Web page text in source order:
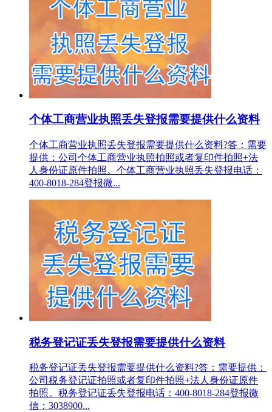
个体工商营业执照丢失登报需要提供什么资料
个体工商营业执照丢失登报需要提供什么资料?答：需要
提供：公司个体工商营业执照拍照或者复印件拍照+法
人身份证原件拍照。个体工商营业执照丢失登报电话：
400-8018-284登报微...
税务登记证丢失登报需要提供什么资料
税务登记证丢失登报需要提供什么资料?答：需要提供：
公司税务登记证拍照或者复印件拍照+法人身份证原件
拍照。税务登记证丢失登报电话：400-8018-284登报微
信：3038900...